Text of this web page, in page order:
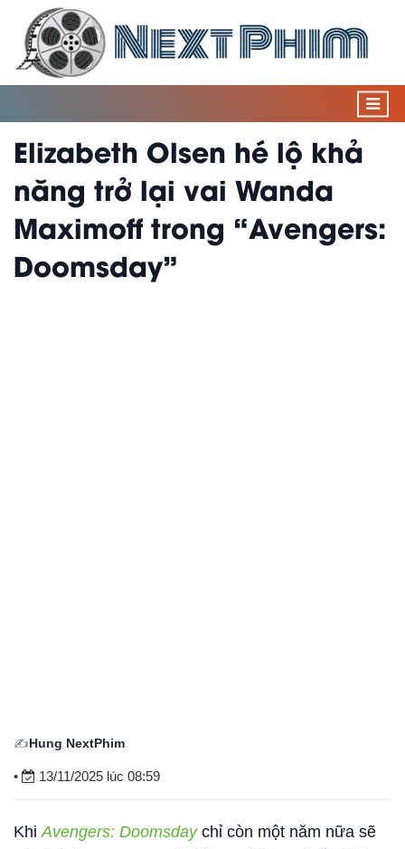
Elizabeth Olsen hé lộ khả
năng trở lại vai Wanda
Maximoff trong “Avengers:
Doomsday”
✍️Hung NextPhim
• 13/11/2025 lúc 08:59
KhiAvengers: Doomsday chỉ còn một năm nữa sẽ